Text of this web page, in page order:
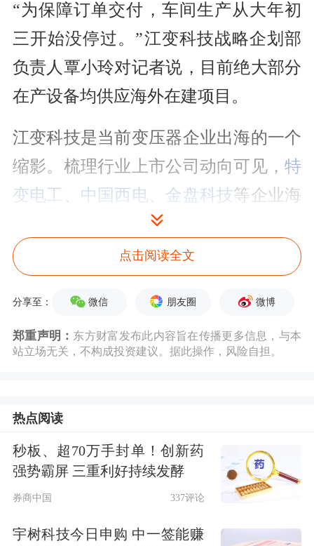
“为保障订单交付，车间生产从大年初
三开始没停过。”江变科技战略企划部
负责人覃小玲对记者说，目前绝大部分
在产设备均供应海外在建项目。
江变科技是当前变压器企业出海的一个
缩影。梳理行业上市公司动向可见，特
变电工
中国西电 金盘科技等企业海
外订单均呈现井喷式增长，订单区域覆
盖东南亚、中东、欧美、非洲。
受访人士普遍认为，在全球电网老化改
等多重因素驱动下，变压器行业正迎来
增长引擎。
企业海外订单井喷
出口实现“量价齐升”
“公司出口业务一直都有，但真正的拐
点击阅读全文
分享至： 微信 朋友圈 微博
郑重声明： 东方财富发布此内容旨在传播更多信息，与本
站立场无关，不构成投资建议。据此操作，风险自担。
热点阅读
秒板、超70万手封单！创新药
强势霸屏 三重利好持续发酵
券商中国 337评论
宇树科技今日申购 中一签能赚